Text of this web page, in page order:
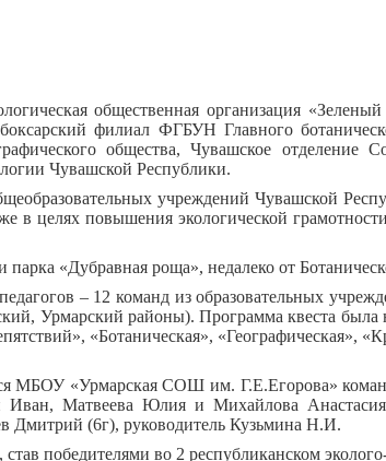
общественная организация
филиал ФГБУН Главного
общества, Чувашское
Чувашской Республики.
учреждений Чувашской
в целях повышения экологической
парка «Дубравная роща», недалеко от
– 12 команд из образовательных
Урмарский районы). Программа квеста
«Ботаническая», «Географическая»,
МБОУ «Урмарская СОШ им. Г.Е.Егорова»
Иван, Матвеева Юлия и Михайлова
Дмитрий (6г), руководитель Кузьмина Н.И.
победителями во 2 республиканском